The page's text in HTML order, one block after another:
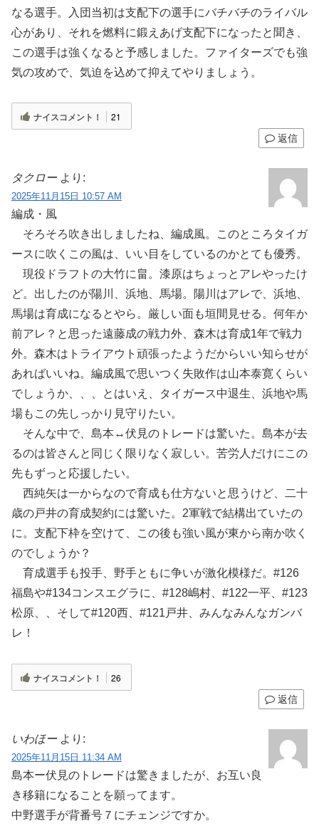
なる選手。入団当初は支配下の選手にバチバチのライバル
心があり、それを燃料に鍛えあげ支配下になったと聞き、
この選手は強くなると予感しました。ファイターズでも強
気の攻めで、気迫を込めて抑えてやりましょう。
ナイスコメント！ 21
返信
タクロー より:
2025年11月15日 10:57 AM
編成・風
そろそろ吹き出しましたね、編成風。このところタイガ
ースに吹くこの風は、いい目をしているのかとても優秀。
現役ドラフトの大竹に畠。漆原はちょっとアレやったけ
ど。出したのが陽川、浜地、馬場。陽川はアレで、浜地、
馬場は育成になるとやら。厳しい面も垣間見せる。何年か
前アレ？と思った遠藤成の戦力外、森木は育成1年で戦力
外。森木はトライアウト頑張ったようだからいい知らせが
あればいいね。編成風で思いつく失敗作は山本泰寛くらい
でしょうか、、、とはいえ、タイガース中退生、浜地や馬
場もこの先しっかり見守りたい。
そんな中で、島本↔︎伏見のトレードは驚いた。島本が去
るのは皆さんと同じく限りなく寂しい。苦労人だけにこの
先もずっと応援したい。
西純矢は一からなので育成も仕方ないと思うけど、二十
歳の戸井の育成契約には驚いた。2軍戦で結構出ていたの
に。支配下枠を空けて、この後も強い風が東から南か吹く
のでしょうか？
育成選手も投手、野手ともに争いが激化模様だ。#126
福島や#134コンスエグラに、#128嶋村、#122一平、#123
松原、、そして#120西、#121戸井、みんなみんなガンバ
レ！
ナイスコメント！ 26
返信
いわほー より:
2025年11月15日 11:34 AM
島本ー伏見のトレードは驚きましたが、お互い良
き移籍になることを願ってます。
中野選手が背番号７にチェンジですか。